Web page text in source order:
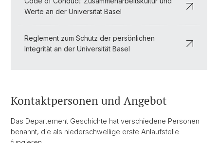
Werte an der Universität Basel
Reglement zum Schutz der persönlichen
Integrität an der Universität Basel
Kontaktpersonen und Angebot
Das Departement Geschichte hat verschiedene Personen
benannt, die als niederschwellige erste Anlaufstelle